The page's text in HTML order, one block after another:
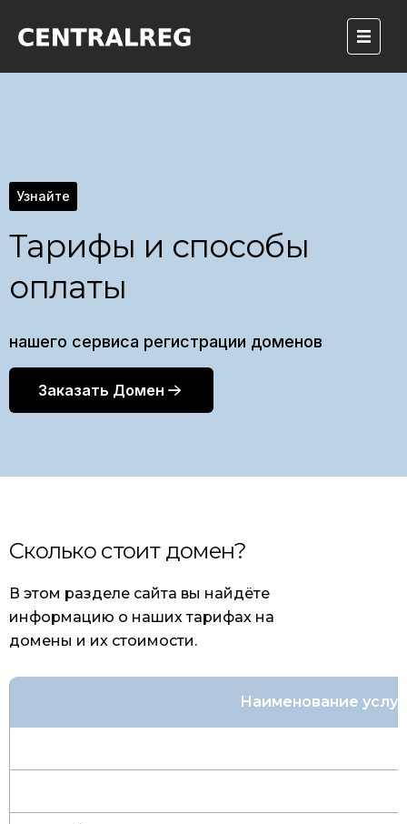
Узнайте
Тарифы и способы
оплаты
нашего сервиса регистрации доменов
Заказать Домен
Сколько стоит домен?
В этом разделе сайта вы найдёте
информацию о наших тарифах на
домены и их стоимости.
Наименование